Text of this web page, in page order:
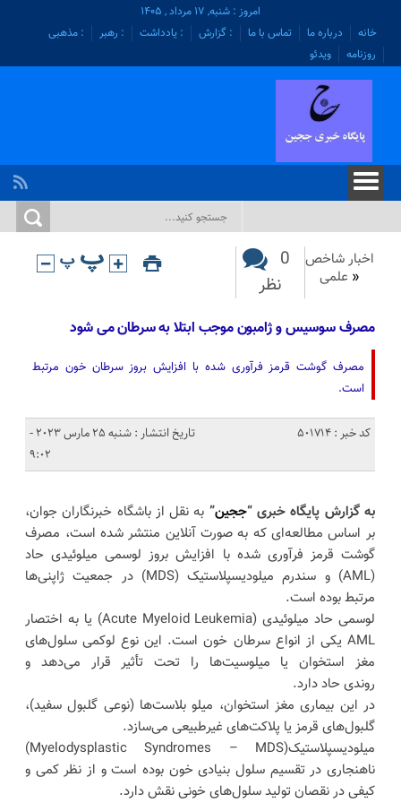
امروز : شنبه, ۱۷ مرداد , ۱۴۰۵
خانه
درباره ما تماس با ما : گزارش : یادداشت : رهبر
: مذهبی
روزنامه
ویدئو
اخبار شاخص
« علمی
0
نظر
مصرف سوسیس و ژامبون موجب ابتلا به سرطان می شود
مصرف گوشت قرمز فرآوری شده با افزایش بروز سرطان خون مرتبط
است.
کد خبر : 501714
تاریخ انتشار : شنبه 25 مارس 2023 -
9:02
به گزارش پایگاه خبری “ججین” به نقل از باشگاه خبرنگاران جوان،
بر اساس مطالعه‌ای که به صورت آنلاین منتشر شده است، مصرف
گوشت قرمز فرآوری شده با افزایش بروز لوسمی میلوئیدی حاد
(AML) و سندرم میلودیسپلاستیک (MDS) در جمعیت ژاپنی‌ها
مرتبط بوده است.
لوسمی حاد میلوئیدی (Acute Myeloid Leukemia) یا به اختصار
AML یکی از انواع سرطان خون است. این نوع لوکمی سلول‌های
مغز استخوان یا میلوسیت‌ها را تحت تأثیر قرار می‌دهد و
روندی حاد دارد.
در این بیماری مغز استخوان، میلو بلاست‌ها (نوعی گلبول سفید)،
گلبول‌های قرمز یا پلاکت‌های غیرطبیعی می‌سازد.
میلودیسپلاستیک(Myelodysplastic Syndromes – MDS)
ناهنجاری در تقسیم سلول بنیادی خون بوده است و از نظر کمی و
کیفی در نقصان تولید سلول‌های خونی نقش دارد.